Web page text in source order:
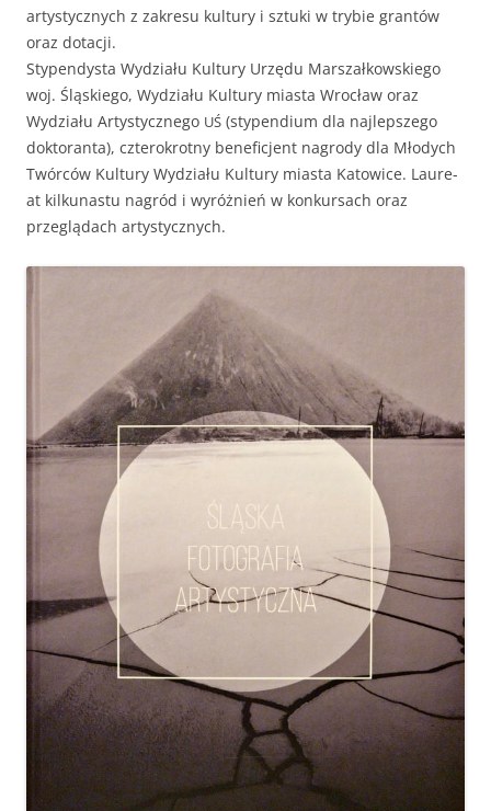
artysty­cznych z zakre­su kul­tu­ry i sztu­ki w try­bie grantów
oraz dotacji.
Stype­ndys­ta Wydzi­ału Kul­tu­ry Urzę­du Marsza­łkowskiego
woj. Śląskiego, Wydzi­ału Kul­tu­ry mias­ta Wrocław oraz
Wydzi­ału Artysty­cznego UŚ (stype­ndi­um dla najlep­szego
dok­toran­ta), czterokrot­ny benefic­jent nagrody dla Młodych
Twór­ców Kul­tu­ry Wydzi­ału Kul­tu­ry mias­ta Katow­ice. Lau­re­
at kilku­nas­tu nagród i wyróżnień w konkur­sach oraz
przeglą­dach artystycznych.